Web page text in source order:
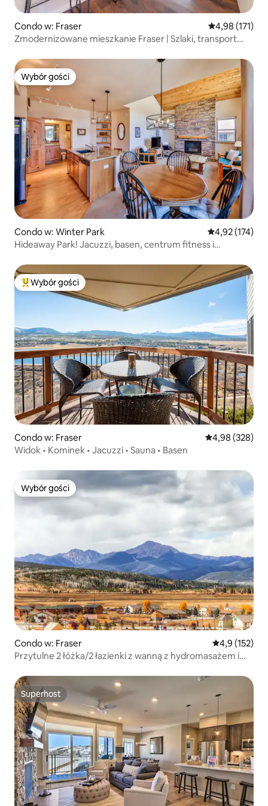
Condo w: Fraser Średnia
4,98 (171)
Zmodernizowane mieszkanie Fraser | Szlaki, transport
Wybór gości
Wybór gości
Condo w: Winter Park Średnia
4,92 (174)
Hideaway Park! Jacuzzi, basen, centrum fitness i
Najpopularniejsze z kategorii Wybór gości
Wybór gości
Condo w: Fraser Średnia
4,98 (328)
Widok • Kominek • Jacuzzi • Sauna • Basen
Wybór gości
Wybór gości
Condo w: Fraser Średnia
4,9 (152)
Przytulne 2 łóżka/2 łazienki z wanną z hydromasażem i
Superhost
Superhost